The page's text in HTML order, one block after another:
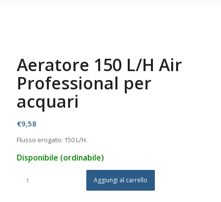
Aeratore 150 L/H Air
Professional per
acquari
€9,58
Flusso erogato: 150 L/H.
Disponibile (ordinabile)
Aggiungi al carrello